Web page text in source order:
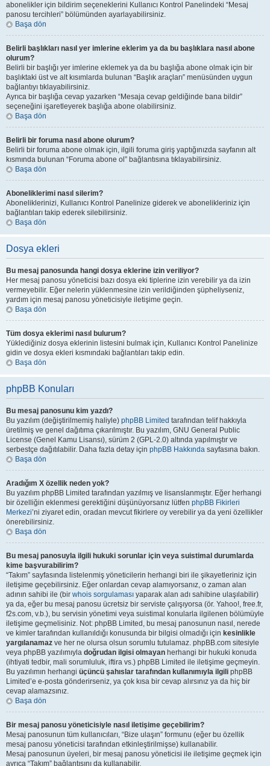
abonelikler için bildirim seçeneklerini Kullanıcı Kontrol Panelindeki “Mesaj
panosu tercihleri” bölümünden ayarlayabilirsiniz.
Başa dön
Belirli başlıkları nasıl yer imlerine eklerim ya da bu başlıklara nasıl abone
olurum?
Belirli bir başlığı yer imlerine eklemek ya da bu başlığa abone olmak için bir
başlıktaki üst ve alt kısımlarda bulunan “Başlık araçları” menüsünden uygun
bağlantıyı tıklayabilirsiniz.
Ayrıca bir başlığa cevap yazarken “Mesaja cevap geldiğinde bana bildir”
seçeneğini işaretleyerek başlığa abone olabilirsiniz.
Başa dön
Belirli bir foruma nasıl abone olurum?
Belirli bir foruma abone olmak için, ilgili foruma giriş yaptığınızda sayfanın alt
kısmında bulunan “Foruma abone ol” bağlantısına tıklayabilirsiniz.
Başa dön
Aboneliklerimi nasıl silerim?
Aboneliklerinizi, Kullanıcı Kontrol Panelinize giderek ve abonelikleriniz için
bağlantıları takip ederek silebilirsiniz.
Başa dön
Dosya ekleri
Bu mesaj panosunda hangi dosya eklerine izin veriliyor?
Her mesaj panosu yöneticisi bazı dosya eki tiplerine izin verebilir ya da izin
vermeyebilir. Eğer nelerin yüklenmesine izin verildiğinden şüpheliyseniz,
yardım için mesaj panosu yöneticisiyle iletişime geçin.
Başa dön
Tüm dosya eklerimi nasıl bulurum?
Yüklediğiniz dosya eklerinin listesini bulmak için, Kullanıcı Kontrol Panelinize
gidin ve dosya ekleri kısmındaki bağlantıları takip edin.
Başa dön
phpBB Konuları
Bu mesaj panosunu kim yazdı?
Bu yazılım (değiştirilmemiş haliyle) phpBB Limited tarafından telif hakkıyla
üretilmiş ve genel dağıtıma çıkarılmıştır. Bu yazılım, GNU General Public
License (Genel Kamu Lisansı), sürüm 2 (GPL-2.0) altında yapılmıştır ve
serbestçe dağıtılabilir. Daha fazla detay için phpBB Hakkında sayfasına bakın.
Başa dön
Aradığım X özellik neden yok?
Bu yazılım phpBB Limited tarafından yazılmış ve lisanslanmıştır. Eğer herhangi
bir özelliğin eklenmesi gerektiğini düşünüyorsanız lütfen phpBB Fikirleri
Merkezi’ni ziyaret edin, oradan mevcut fikirlere oy verebilir ya da yeni özellikler
önerebilirsiniz.
Başa dön
Bu mesaj panosuyla ilgili hukuki sorunlar için veya suistimal durumlarda
kime başvurabilirim?
“Takım” sayfasında listelenmiş yöneticilerin herhangi biri ile şikayetleriniz için
iletişime geçebilirsiniz. Eğer onlardan cevap alamıyorsanız, o zaman alan
adının sahibi ile (bir whois sorgulaması yaparak alan adı sahibine ulaşılabilir)
ya da, eğer bu mesaj panosu ücretsiz bir serviste çalışıyorsa (ör. Yahoo!, free.fr,
f2s.com, v.b.), bu servisin yönetimi veya suistimal konularla ilgilenen bölümüyle
iletişime geçmelisiniz. Not: phpBB Limited, bu mesaj panosunun nasıl, nerede
ve kimler tarafından kullanıldığı konusunda bir bilgisi olmadığı için kesinlikle
yargılanamaz ve her ne olursa olsun sorumlu tutulamaz. phpBB.com sitesiyle
veya phpBB yazılımıyla doğrudan ilgisi olmayan herhangi bir hukuki konuda
(ihtiyati tedbir, mali sorumluluk, iftira vs.) phpBB Limited ile iletişime geçmeyin.
Bu yazılımın herhangi üçüncü şahıslar tarafından kullanımıyla ilgili phpBB
Limited’e e-posta gönderirseniz, ya çok kısa bir cevap alırsınız ya da hiç bir
cevap alamazsınız.
Başa dön
Bir mesaj panosu yöneticisiyle nasıl iletişime geçebilirim?
Mesaj panosunun tüm kullanıcıları, “Bize ulaşın” formunu (eğer bu özellik
mesaj panosu yöneticisi tarafından etkinleştirilmişse) kullanabilir.
Mesaj panosunun üyeleri, bir mesaj panosu yöneticisi ile iletişime geçmek için
ayrıca “Takım” bağlantısını da kullanabilir.